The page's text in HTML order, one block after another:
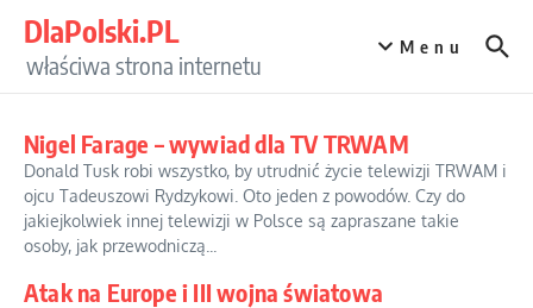
DlaPolski.PL
właściwa strona internetu
Menu
Nigel Farage – wywiad dla TV TRWAM
Donald Tusk robi wszystko, by utrudnić życie telewizji TRWAM i
ojcu Tadeuszowi Rydzykowi. Oto jeden z powodów. Czy do
jakiejkolwiek innej telewizji w Polsce są zapraszane takie
osoby, jak przewodniczą...
Atak na Europe i III wojna światowa